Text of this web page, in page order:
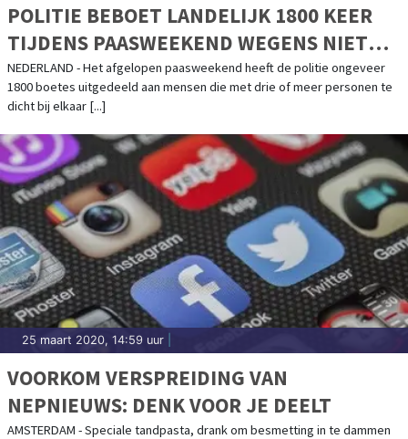
POLITIE BEBOET LANDELIJK 1800 KEER
TIJDENS PAASWEEKEND WEGENS NIET
NALEVEN MAATREGELEN
NEDERLAND - Het afgelopen paasweekend heeft de politie ongeveer
1800 boetes uitgedeeld aan mensen die met drie of meer personen te
dicht bij elkaar [...]
25 maart 2020, 14:59 uur
VOORKOM VERSPREIDING VAN
NEPNIEUWS: DENK VOOR JE DEELT
AMSTERDAM - Speciale tandpasta, drank om besmetting in te dammen